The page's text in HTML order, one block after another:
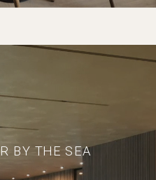
BY THE SEA